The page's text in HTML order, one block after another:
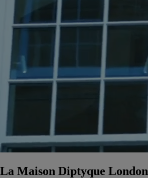
La Maison Diptyque London